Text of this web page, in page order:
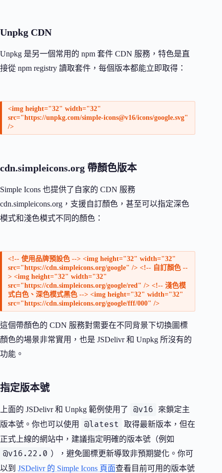
Unpkg CDN
Unpkg 是另一個常用的 npm 套件 CDN 服務，特色是直
接從 npm registry 讀取套件，每個版本都能立即取得：
<img height="32" width="32"
src="https://unpkg.com/simple-icons@v16/icons/google.svg"
/>
cdn.simpleicons.org 帶顏色版本
Simple Icons 也提供了自家的 CDN 服務
cdn.simpleicons.org，支援自訂顏色，甚至可以指定深色
模式和淺色模式不同的顏色：
<!-- 使用品牌預設色 --> <img height="32" width="32"
src="https://cdn.simpleicons.org/google" /> <!-- 自訂顏色 --
> <img height="32" width="32"
src="https://cdn.simpleicons.org/google/red" /> <!-- 淺色模
式白色、深色模式黑色 --> <img height="32" width="32"
src="https://cdn.simpleicons.org/google/fff/000" />
這個帶顏色的 CDN 服務對需要在不同背景下切換圖標
顏色的場景非常實用，也是 JSDelivr 和 Unpkg 所沒有的
功能。
指定版本號
上面的 JSDelivr 和 Unpkg 範例使用了 @v16
來鎖定主
版本號。你也可以使用
@latest
取得最新版本，但在
正式上線的網站中，建議指定明確的版本號（例如
@v16.22.0 ），避免圖標更新導致非預期變化。你可
以到 JSDelivr 的 Simple Icons 頁面查看目前可用的版本號